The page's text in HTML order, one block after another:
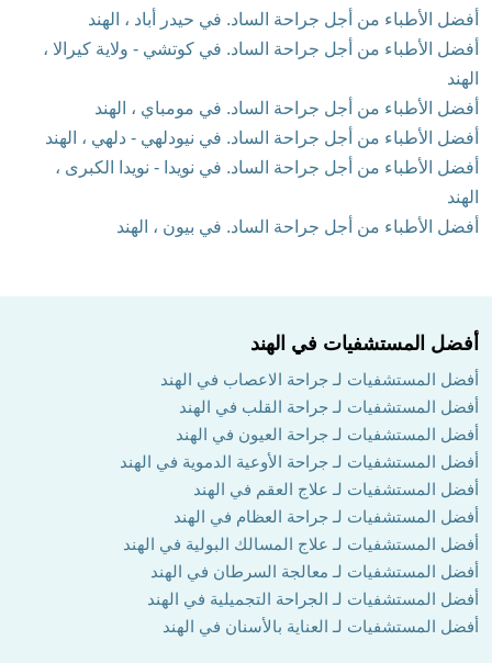
أفضل الأطباء من أجل جراحة الساد. في حيدر أباد ، الهند
أفضل الأطباء من أجل جراحة الساد. في كوتشي - ولاية كيرالا ،
الهند
أفضل الأطباء من أجل جراحة الساد. في مومباي ، الهند
أفضل الأطباء من أجل جراحة الساد. في نيودلهي - دلهي ، الهند
أفضل الأطباء من أجل جراحة الساد. في نويدا - نويدا الكبرى ،
الهند
أفضل الأطباء من أجل جراحة الساد. في بيون ، الهند
أفضل المستشفيات في الهند
أفضل المستشفيات لـ جراحة الاعصاب في الهند
أفضل المستشفيات لـ جراحة القلب في الهند
أفضل المستشفيات لـ جراحة العيون في الهند
أفضل المستشفيات لـ جراحة الأوعية الدموية في الهند
أفضل المستشفيات لـ علاج العقم في الهند
أفضل المستشفيات لـ جراحة العظام في الهند
أفضل المستشفيات لـ علاج المسالك البولية في الهند
أفضل المستشفيات لـ معالجة السرطان في الهند
أفضل المستشفيات لـ الجراحة التجميلية في الهند
أفضل المستشفيات لـ العناية بالأسنان في الهند